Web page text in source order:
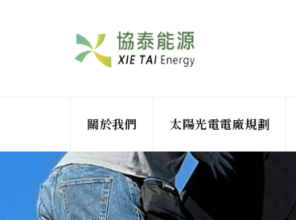
關於我們 太陽光電電廠規劃